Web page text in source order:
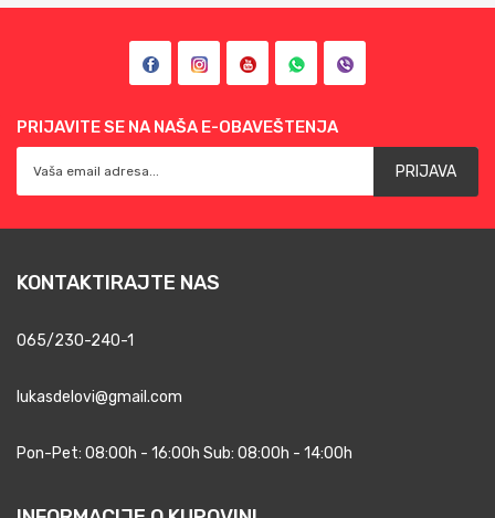
PRIJAVITE SE NA NAŠA E-OBAVEŠTENJA
PRIJAVA
KONTAKTIRAJTE NAS
065/230-240-1
lukasdelovi@gmail.com
Pon-Pet: 08:00h - 16:00h Sub: 08:00h - 14:00h